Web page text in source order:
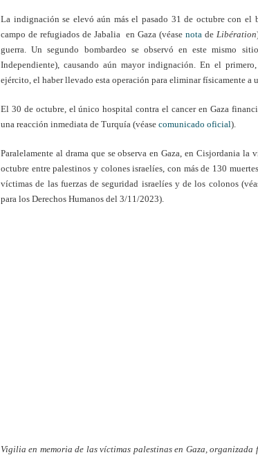
La indignación se elevó aún más el pasado 31 de octubre con el
campo de refugiados de Jabalia en Gaza (véase nota de Libération
guerra. Un segundo bombardeo se observó en este mismo
Independiente), causando aún mayor indignación. En el
ejército, el haber llevado esta operación para eliminar físicamente a
El 30 de octubre, el único hospital contra el cancer en Gaza
una reacción inmediata de Turquía (véase comunicado oficial).
Paralelamente al drama que se observa en Gaza, en Cisjordania la
octubre entre palestinos y colones israelíes, con más de 130
víctimas de las fuerzas de seguridad israelíes y de los colonos
para los Derechos Humanos del 3/11/2023).
Vigilia en memoria de las víctimas palestinas en Gaza,